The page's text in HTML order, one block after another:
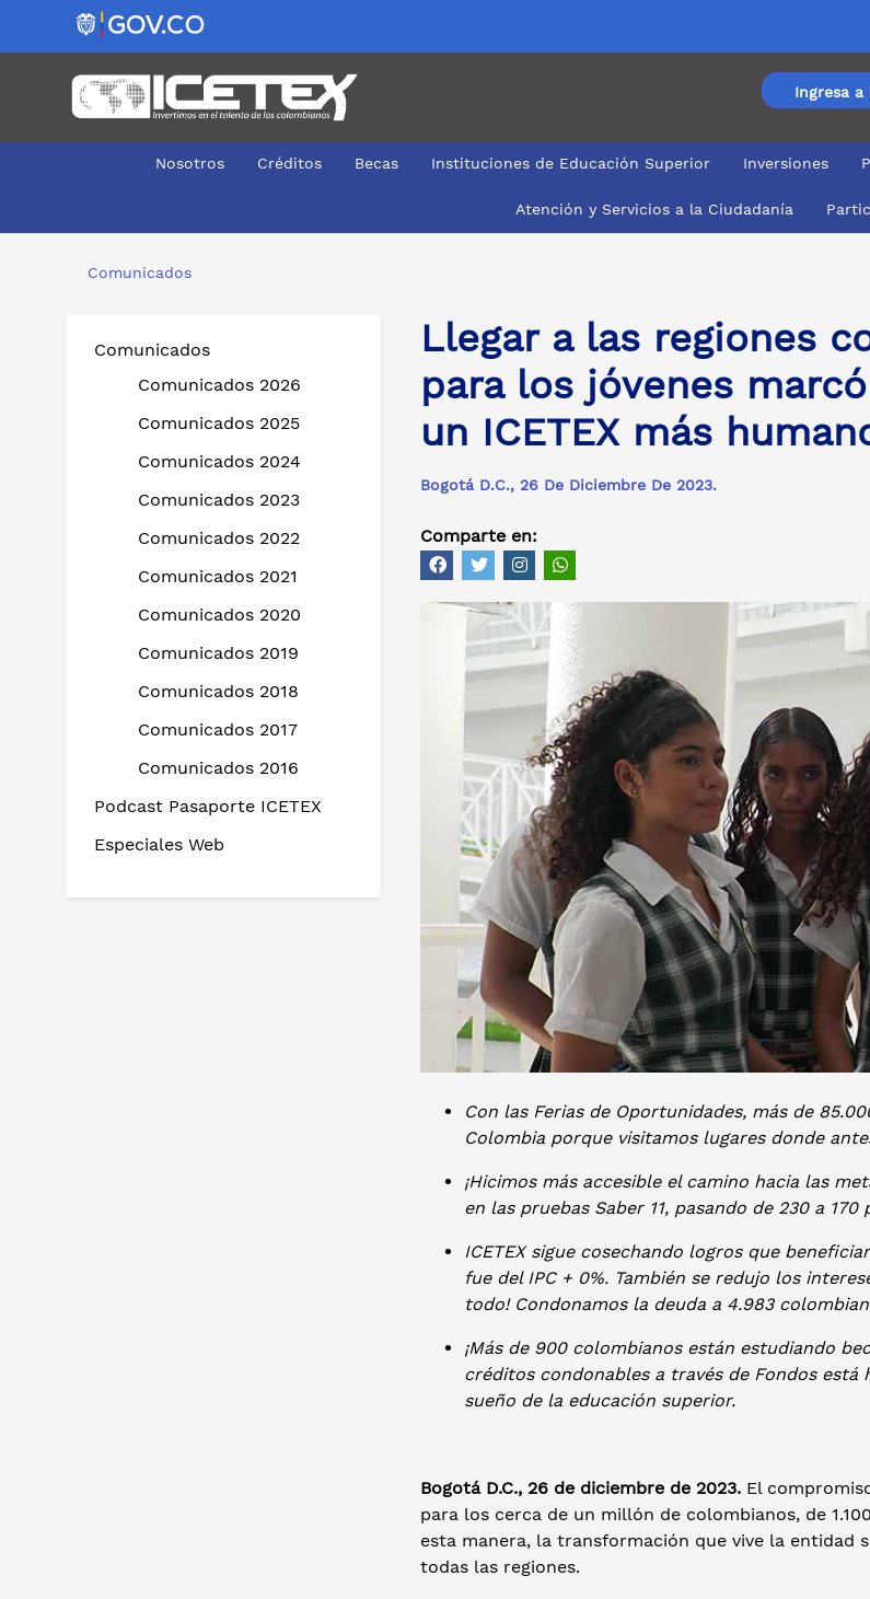
Ingresa a
Nosotros Créditos Becas Instituciones de Educación Superior Inversiones
Atención y Servicios a la Ciudadanía
Comunicados
Comunicados
Comunicados 2026
Comunicados 2025
Comunicados 2024
Comunicados 2023
Comunicados 2022
Comunicados 2021
Comunicados 2020
Comunicados 2019
Comunicados 2018
Comunicados 2017
Comunicados 2016
Podcast Pasaporte ICETEX
Especiales Web
Llegar a las regiones
para los jóvenes
un ICETEX más
Bogotá D.C., 26 De Diciembre De 2023.
Comparte en:
Con las Ferias de Oportunidades, más de
Colombia porque visitamos lugares donde
¡Hicimos más accesible el camino hacia las
en las pruebas Saber 11, pasando de 230 a
ICETEX sigue cosechando logros que
fue del IPC + 0%. También se redujo los
todo! Condonamos la deuda a 4.983
¡Más de 900 colombianos están estudiando
créditos condonables a través de Fondos
sueño de la educación superior.
Bogotá D.C., 26 de diciembre de 2023. El
para los cerca de un millón de colombianos, de
esta manera, la transformación que vive la entidad
todas las regiones.